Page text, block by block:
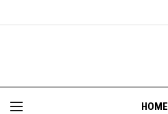
HOME